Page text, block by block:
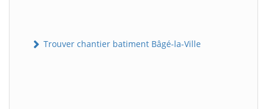
Trouver chantier batiment Bâgé-la-Ville